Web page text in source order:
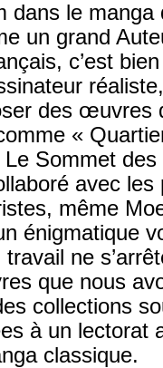
dans le manga
un grand
c’est
des œuvres
«
Sommet des
avec les
même
énigmatique
ne
que nous
collections
à un lectorat
classique.